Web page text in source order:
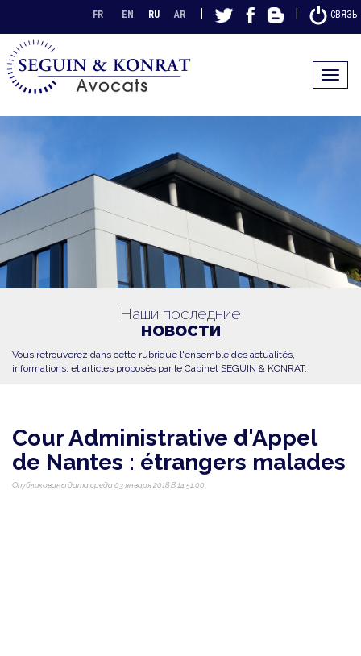
FR EN RU AR | | СВЯЗЬ
Toggle
Наши последние
НОВОСТИ
Vous retrouverez dans cette rubrique l'ensemble des actualités,
informations, et articles proposés par le Cabinet SEGUIN & KONRAT.
Cour Administrative d'Appel
de Nantes : étrangers malades
Опубликованы дата среда 03 января 2018 В 14:51:00